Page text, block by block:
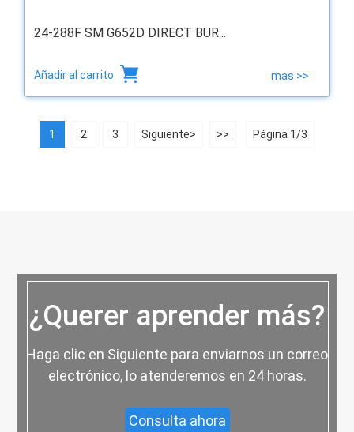
24-288F SM G652D DIRECT BUR...
Añadir al carrito mas >>
1 2 3 Siguiente> >> Página 1/3
¿Querer aprender más?
Haga clic en Siguiente para enviarnos un correo
electrónico, lo atenderemos en 24 horas.
Consulta ahora